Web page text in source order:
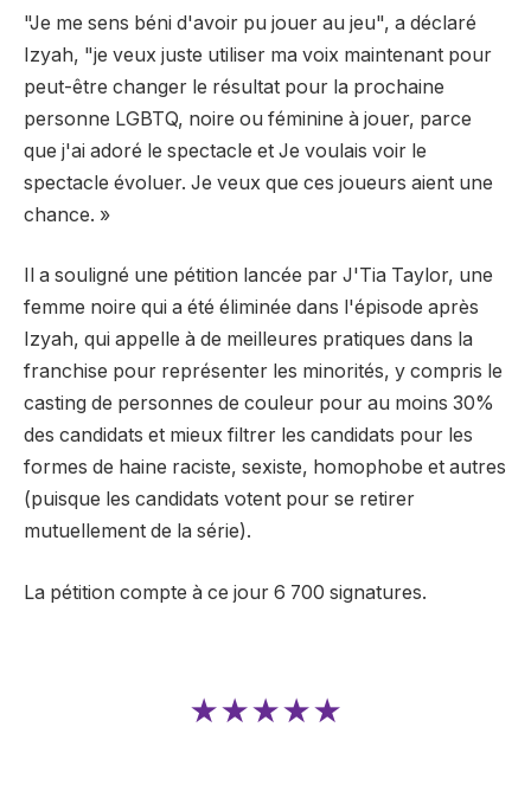
"Je me sens béni d'avoir pu jouer au jeu", a déclaré
Izyah, "je veux juste utiliser ma voix maintenant pour
peut-être changer le résultat pour la prochaine
personne LGBTQ, noire ou féminine à jouer, parce
que j'ai adoré le spectacle et Je voulais voir le
spectacle évoluer. Je veux que ces joueurs aient une
chance. »
Il a souligné une pétition lancée par J'Tia Taylor, une
femme noire qui a été éliminée dans l'épisode après
Izyah, qui appelle à de meilleures pratiques dans la
franchise pour représenter les minorités, y compris le
casting de personnes de couleur pour au moins 30%
des candidats et mieux filtrer les candidats pour les
formes de haine raciste, sexiste, homophobe et autres
(puisque les candidats votent pour se retirer
mutuellement de la série).
La pétition compte à ce jour 6 700 signatures.
★★★★★